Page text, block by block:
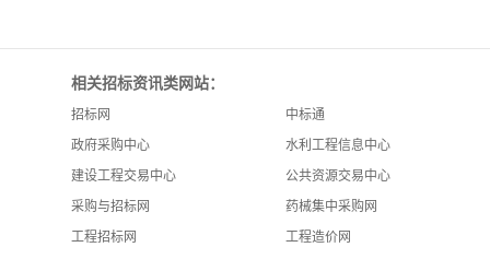
相关招标资讯类网站：
招标网
中标通
政府采购中心
水利工程信息中心
建设工程交易中心
公共资源交易中心
采购与招标网
药械集中采购网
工程招标网
工程造价网